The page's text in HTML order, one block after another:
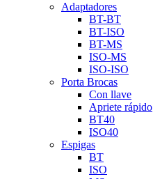
Adaptadores
BT-BT
BT-ISO
BT-MS
ISO-MS
ISO-ISO
Porta Brocas
Con llave
Apriete rápido
BT40
ISO40
Espigas
BT
ISO